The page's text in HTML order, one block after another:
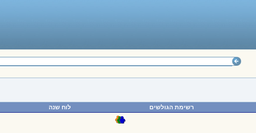
רשימת הגולשים לוח שנה